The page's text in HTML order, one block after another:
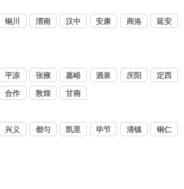
铜川 渭南 汉中 安康 商洛 延安
平凉 张掖
嘉峪
关
酒泉 庆阳 定西
合作 敦煌 甘南
兴义 都匀 凯里 毕节 清镇 铜仁